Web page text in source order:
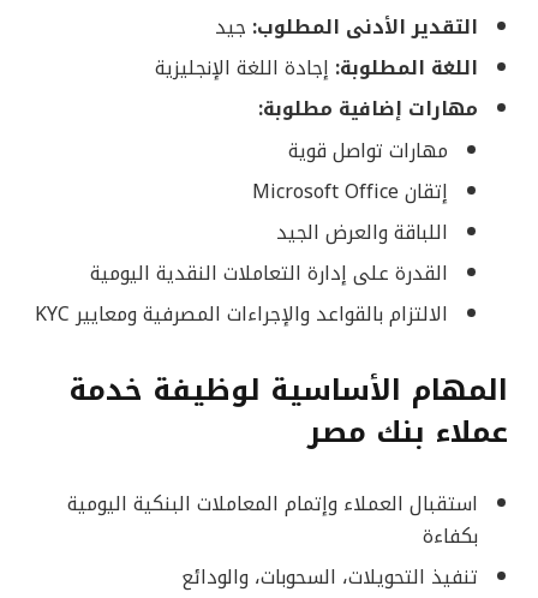
التقدير الأدنى المطلوب: جيد
اللغة المطلوبة: إجادة اللغة الإنجليزية
مهارات إضافية مطلوبة:
مهارات تواصل قوية
إتقان Microsoft Office
اللباقة والعرض الجيد
القدرة على إدارة التعاملات النقدية اليومية
الالتزام بالقواعد والإجراءات المصرفية ومعايير KYC
المهام الأساسية لوظيفة خدمة
عملاء بنك مصر
استقبال العملاء وإتمام المعاملات البنكية اليومية
بكفاءة
تنفيذ التحويلات، السحوبات، والودائع